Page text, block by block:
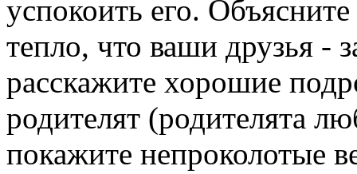
успокоить его.
тепло, что ваши друзья -
расскажите хорошие
родителят (родителята
покажите непроколотые